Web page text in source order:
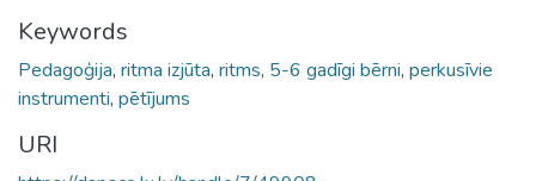
Keywords
Pedagoģija, ritma izjūta, ritms, 5-6 gadīgi bērni, perkusīvie
instrumenti, pētījums
URI